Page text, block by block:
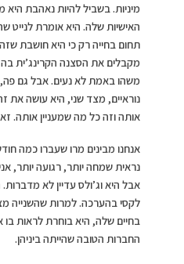
מיניות. בשביל להיות נאהבת היא
האישיות שלה. היא אומרת לנייט
תחום בחייה רק כי היא חושבת
מקבלים את הסצנה הקרינג’ית
משהו באמת לא נעים. אבל גם
נוראיים, מצד שני, היא עושה את
אותה וזה כל מה שמעניין אותה.
אנחנו מבינים מרו שעברו כמה
נראית שמחה יותר, רגועה יותר,
אבל היא וג’ולס עדיין לא
לקסי בהערכה. למרות שהשנייה
בחיים שלה, היא בוחרת לראות
החברות הטובה שהייתה ביניהן.